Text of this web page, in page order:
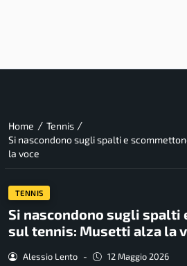
Home / Tennis /
Si nascondono sugli spalti e
la voce
TENNIS
Si nascondono sugli spalti
sul tennis: Musetti alza la
Alessio Lento - 12 Maggio 2026